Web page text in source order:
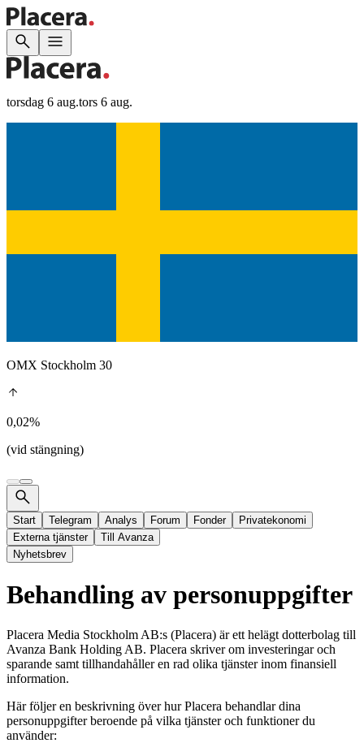
torsdag 6 aug.tors 6 aug.
OMX Stockholm 30
0,02%
(vid stängning)
Start Telegram Analys Forum Fonder
Privatekonomi
Externa tjänster
Till Avanza
Nyhetsbrev
Behandling av personuppgifter
Placera Media Stockholm AB:s (Placera) är ett helägt dotterbolag till
Avanza Bank Holding AB. Placera skriver om investeringar och
sparande samt tillhandahåller en rad olika tjänster inom finansiell
information.
Här följer en beskrivning över hur Placera behandlar dina
personuppgifter beroende på vilka tjänster och funktioner du
använder: